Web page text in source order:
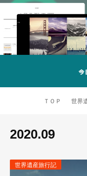
ＴＯＰ 世界
2020.09
世界遺産旅行記